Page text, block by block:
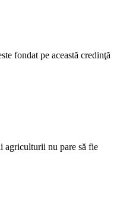
fondat pe această credinţă
agriculturii nu pare să fie